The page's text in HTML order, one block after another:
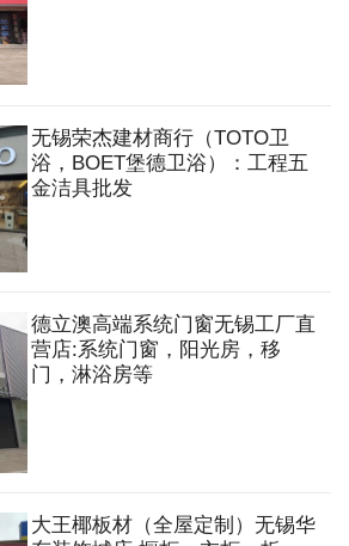
无锡荣杰建材商行（TOTO卫
浴，BOET堡德卫浴）：工程五
金洁具批发
德立澳高端系统门窗无锡工厂直
营店:系统门窗，阳光房，移
门，淋浴房等
大王椰板材（全屋定制）无锡华